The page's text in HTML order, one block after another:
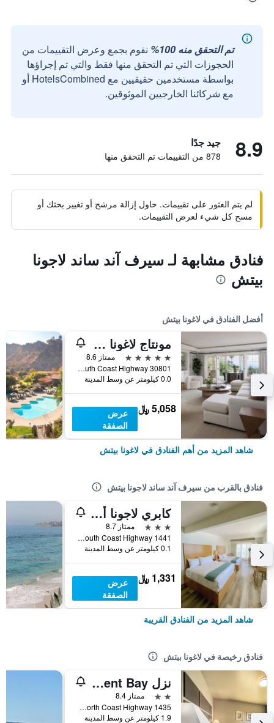
تم التحقق منه 100%
نقوم بجمع وعرض التقييمات من
الحجوزات التي تم التحقق منها فقط والتي تم إجراؤها
بواسطة مستخدمين حقيقيين مع HotelsCombined أو
مع شركائنا الخارجيين الموثوقين.
8.9 جيد جدًا
878 من التقييمات تم التحقق منها
لم يتم العثور على تقييمات. حاول إزالة مرشح أو تغيير بحثك أو
مسح كل شيء لعرض التقييمات.
فنادق مشابهة لـ سيرف آند ساند لاجونا
بيتش
أفضل الفنادق في لاغونا بيتش
مونتاج لاغونا بيتش
5 نجوم
ممتاز 8.6
30801 South Coast Highway, لاغونا بيتش, CA, الولايات المتحدة الأميريكية
0.0 كيلومتر عن وسط المدينة
5,058 ﷼
عرض
الصفقة
شاهد المزيد من أهم الفنادق في لاغونا بيتش
فنادق بالقرب من سيرف آند ساند لاجونا بيتش
كابري لاجونا أون ذا بيتش
3 نجوم
ممتاز 8.7
1441 South Coast Highway, لاغونا بيتش, CA, الولايات المتحدة الأميريكية
0.1 كيلومتر عن وسط المدينة
1,331 ﷼
عرض
الصفقة
شاهد المزيد من الفنادق القريبة
فنادق رخيصة في لاغونا بيتش
نزل Crescent Bay
2 نجمتين
ممتاز 8.4
1435 North Coast Highway, لاغونا بيتش, CA, الولايات المتحدة الأميريكية
1.9 كيلومتر عن وسط المدينة